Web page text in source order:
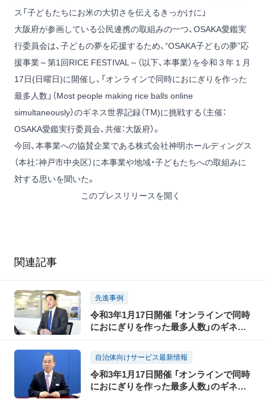
ス「子どもたちにお米の大切さを伝えるきっかけに」
大阪府が参画している公民連携の取組みの一つ、OSAKA愛鑑実
行委員会は、子どもの夢を応援するため、“OSAKA子どもの夢”応
援事業～第1回RICE FESTIVAL～（以下、本事業）を令和３年１月
17日(日曜日)に開催し、「オンラインで同時におにぎりを作った
最多人数」（Most people making rice balls online
simultaneously）のギネス世界記録（TM)に挑戦する（主催：
OSAKA愛鑑実行委員会、共催：大阪府）。
今回、本事業への協賛企業である株式会社神明ホールディングス
（本社：神戸市中央区）に本事業や地域・子どもたちへの取組みに
対する思いを聞いた。
このプレスリリースを開く
関連記事
先進事例
令和3年1月17日開催 「オンラインで同時
におにぎりを作った最多人数」のギネス
自治体向けサービス最新情報
令和3年1月17日開催 「オンラインで同時
におにぎりを作った最多人数」のギネス